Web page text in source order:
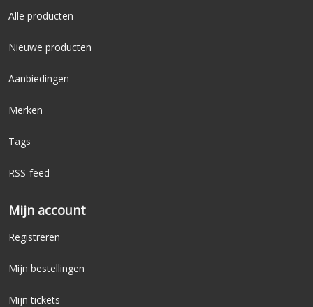
Alle producten
Nieuwe producten
Aanbiedingen
Merken
Tags
RSS-feed
Mijn account
Registreren
Mijn bestellingen
Mijn tickets